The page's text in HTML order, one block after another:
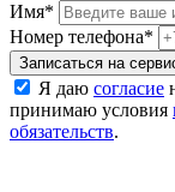
Имя*
Номер телефона*
Записаться на
Я даю согласие
принимаю условия
обязательств.